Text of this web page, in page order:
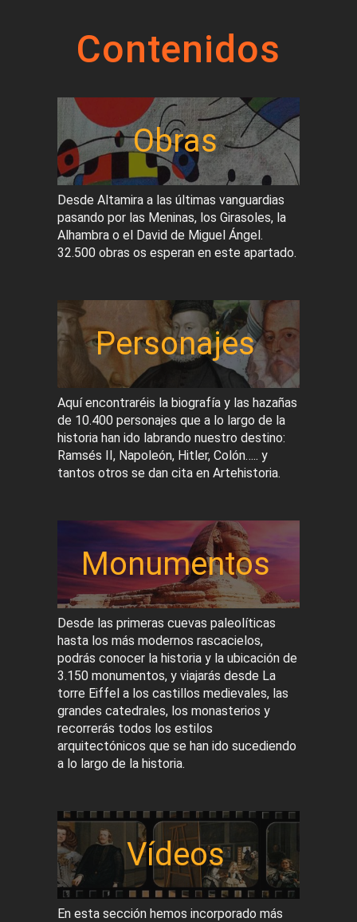
Contenidos
Obras
Desde Altamira a las últimas vanguardias
pasando por las Meninas, los Girasoles, la
Alhambra o el David de Miguel Ángel.
32.500 obras os esperan en este apartado.
Personajes
Aquí encontraréis la biografía y las hazañas
de 10.400 personajes que a lo largo de la
historia han ido labrando nuestro destino:
Ramsés II, Napoleón, Hitler, Colón….. y
tantos otros se dan cita en Artehistoria.
Monumentos
Desde las primeras cuevas paleolíticas
hasta los más modernos rascacielos,
podrás conocer la historia y la ubicación de
3.150 monumentos, y viajarás desde La
torre Eiffel a los castillos medievales, las
grandes catedrales, los monasterios y
recorrerás todos los estilos
arquitectónicos que se han ido sucediendo
a lo largo de la historia.
Vídeos
En esta sección hemos incorporado más